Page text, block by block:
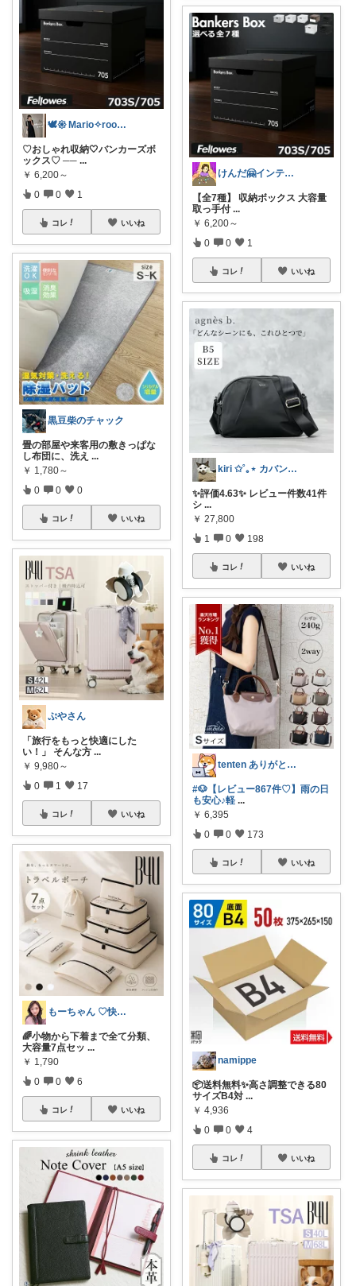
🕊𑁍 Mario✧room 𑁍🕊
♡おしゃれ収納🤍バンカーズボ
ックス♡ ── ...
￥ 6,200～
0 0 1
コレ いいね
黒豆柴のチャック
畳の部屋や来客用の敷きっぱな
し布団に、洗え ...
￥ 1,780～
0 0 0
コレ いいね
ぷやさん
「旅行をもっと快適にした
い！」 そんな方 ...
￥ 9,980～
0 1 17
コレ いいね
もーちゃん ♡快適生活~旅行大好き🌈✨
🌈小物から下着まで全て分類、
大容量7点セッ ...
￥ 1,790
0 0 6
コレ いいね
けんだ🤗インテリア多め
【全7種】 収納ボックス 大容量
取っ手付 ...
￥ 6,200～
0 0 1
コレ いいね
kiri ✩˚｡⋆ カバン屋さん✩˚｡⋆
✨評価4.63✨ レビュー件数41件
シ ...
￥ 27,800
1 0 198
コレ いいね
tenten ありがとうございます。😃
#🐶【レビュー867件♡】雨の日
も安心♪軽 ...
￥ 6,395
0 0 173
コレ いいね
namippe
📦送料無料✨高さ調整できる80
サイズB4対 ...
￥ 4,936
0 0 4
コレ いいね